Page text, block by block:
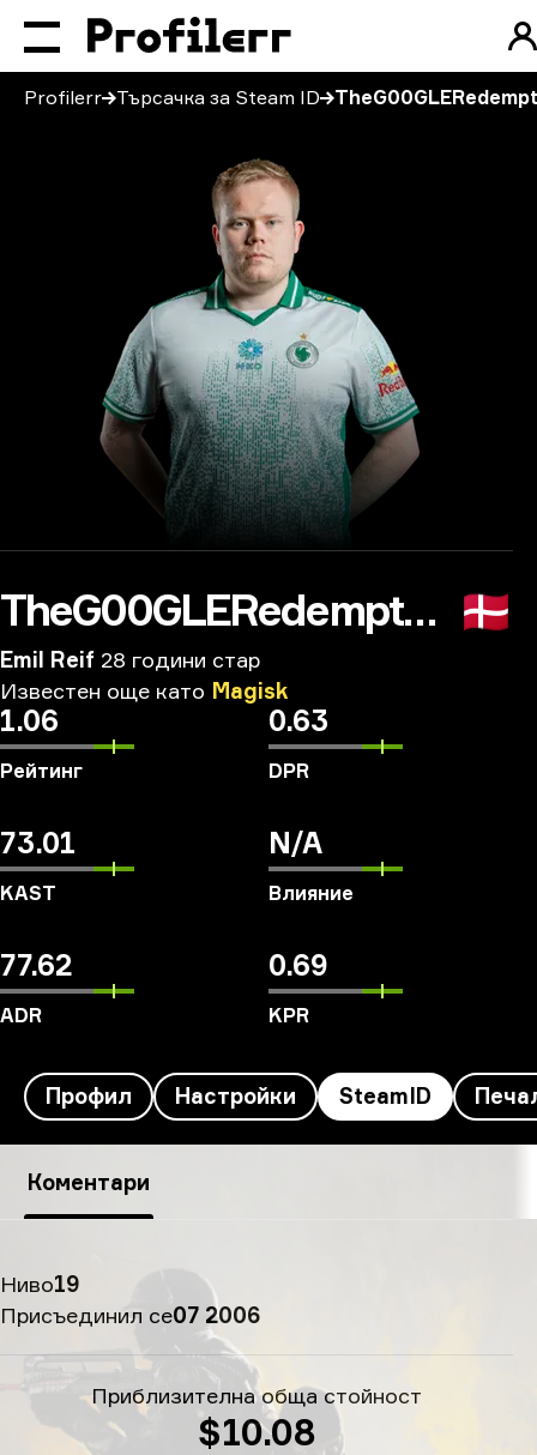
Profilerr Търсачка за Steam ID
TheG00GLERedemption 🇩🇰
Emil Reif 28 години стар
Известен още като Magisk
1.06
Рейтинг
0.63
DPR
73.01
KAST
N/A
Влияние
77.62
ADR
0.69
KPR
Профил Настройки SteamID
Коментари
Ниво19
Присъединил се07 2006
Приблизителна обща стойност
$10.08